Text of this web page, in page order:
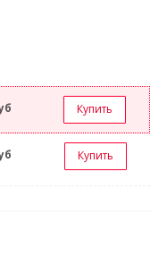
Купить
Купить